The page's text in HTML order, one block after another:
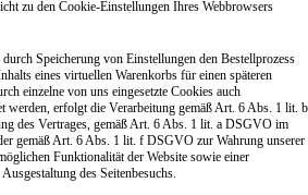
zu den Cookie-Einstellungen Ihres Webbrowsers
Speicherung von Einstellungen den Bestellprozess
eines virtuellen Warenkorbs für einen späteren
einzelne von uns eingesetzte Cookies auch
werden, erfolgt die Verarbeitung gemäß Art. 6 Abs. 1 lit. b
des Vertrages, gemäß Art. 6 Abs. 1 lit. a DSGVO im
gemäß Art. 6 Abs. 1 lit. f DSGVO zur Wahrung unserer
Funktionalität der Website sowie einer
des Seitenbesuchs.